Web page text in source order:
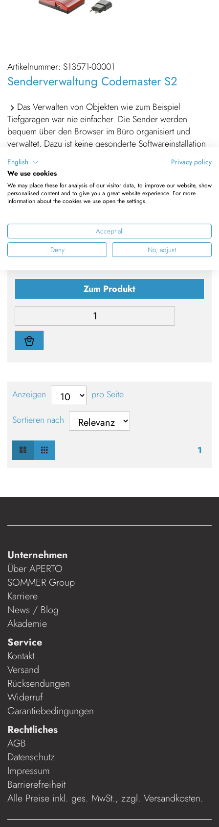
Artikelnummer: S13571-00001
Senderverwaltung Codemaster S2
Das Verwalten von Objekten wie zum Beispiel
Tiefgaragen war nie einfacher. Die Sender werden
bequem über den Browser im Büro organisiert und
verwaltet. Dazu ist keine gesonderte Softwareinstallation
nötig, da alles im Gerät integriert ist. Für jeden Antrieb
oder Empfänger wird für die Verwaltung ein Memo
benötigt.
312,97 €
Zum Produkt
Anzeigen
pro Seite
Sortieren nach
1
Ansicht
Liste
Unternehmen
Über APERTO
SOMMER Group
Karriere
News / Blog
Akademie
Service
Kontakt
Versand
Rücksendungen
Widerruf
Garantiebedingungen
Rechtliches
AGB
Datenschutz
Impressum
Barrierefreiheit
Alle Preise inkl. ges. MwSt., zzgl. Versandkosten.
English
Privacy policy
We use cookies
We may place these for analysis of our visitor data, to improve our website, show
personalised content and to give you a great website experience. For more
information about the cookies we use open the settings.
Accept all
Deny
No, adjust